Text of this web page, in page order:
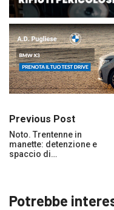
Previous Post
Noto. Trentenne in
manette: detenzione e
spaccio di…
Potrebbe